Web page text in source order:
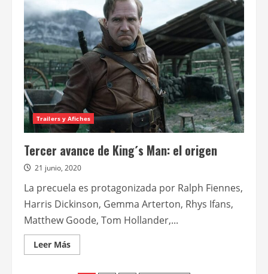
de
King’s
man:
el
origen
se
pasa
para
febrero
de
2021
Trailers y Afiches
Tercer avance de King´s Man: el origen
21 junio, 2020
La precuela es protagonizada por Ralph Fiennes,
Harris Dickinson, Gemma Arterton, Rhys Ifans,
Matthew Goode, Tom Hollander,...
Leer MásLeer
más